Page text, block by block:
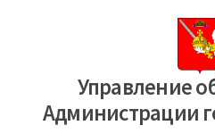
Управление
Администрации